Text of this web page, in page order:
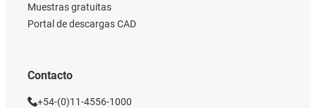
Muestras gratuitas
Portal de descargas CAD
Contacto
+54-(0)11-4556-1000